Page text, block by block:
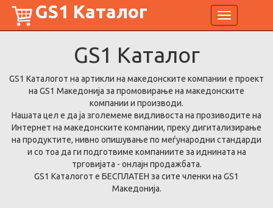
Toggle
navigation
GS1 Каталог
GS1 Каталог
GS1 Каталогот на артикли на македонските компании е проект
на GS1 Македонија за промовирање на македонските
компании и производи.
Нашата цел е да ја зголемеме видливоста на прозиводите на
Интернет на македонските компании, преку дигитализирање
на продуктите, нивно опишување по меѓународни стандарди
и со тоа да ги подготвиме компаниите за иднината на
трговијата - онлајн продажбата.
GS1 Каталогот е БЕСПЛАТЕН за сите членки на GS1
Македонија.